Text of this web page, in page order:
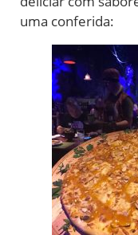
uma conferida: